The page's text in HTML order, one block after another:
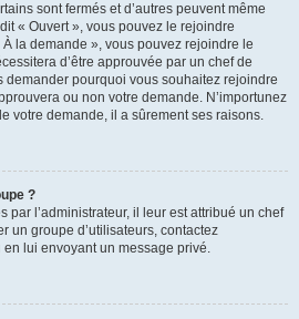
sont fermés et d’autres peuvent même
« Ouvert », vous pouvez le rejoindre
la demande », vous pouvez rejoindre le
d’être approuvée par un chef de
demander pourquoi vous souhaitez rejoindre
ou non votre demande. N’importunez
votre demande, il a sûrement ses raisons.
?
par l’administrateur, il leur est attribué un chef
un groupe d’utilisateurs, contactez
en lui envoyant un message privé.